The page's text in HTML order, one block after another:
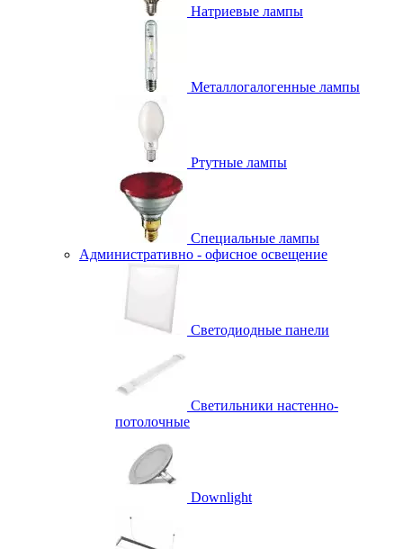
Натриевые лампы
Металлогалогенные лампы
Ртутные лампы
Специальные лампы
Административно - офисное освещение
Светодиодные панели
Светильники настенно-
потолочные
Downlight